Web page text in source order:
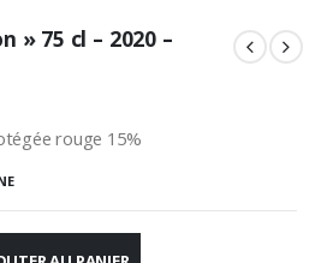
» 75 cl – 2020 –
rouge 15%